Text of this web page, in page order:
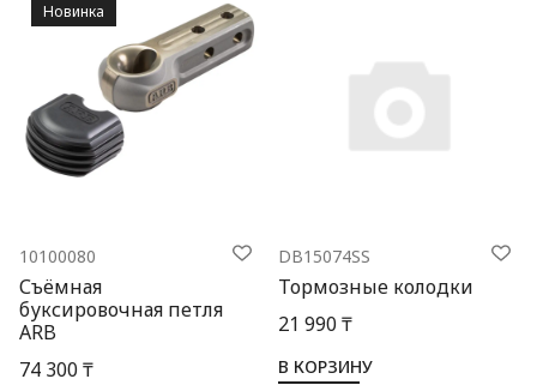
10100080
Съёмная
буксировочная петля
ARB
74 300 ₸
Новинка
DB15074SS
Тормозные колодки
21 990 ₸
В КОРЗИНУ